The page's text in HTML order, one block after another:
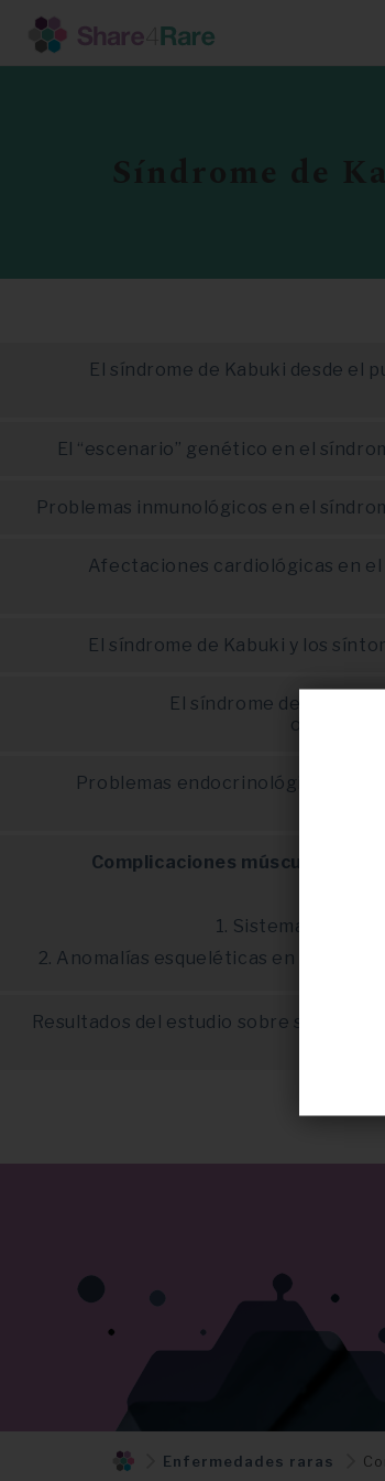
El síndrome de Kabuki desde el
El “escenario” genético en el
Problemas inmunológicos en el
Afectaciones cardiológicas en el
El síndrome de Kabuki y los
El síndrome de Kabuki y
Problemas endocrinológicos en el
Complicaciones músculo-
1. Sistema
2. Anomalías esqueléticas en el
Resultados del estudio sobre síndrome
Enfermedades raras